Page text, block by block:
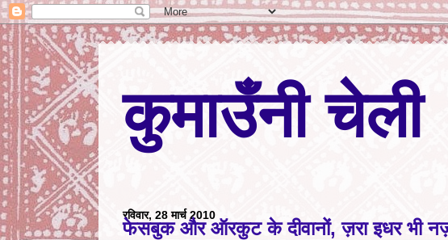
कुमाउँनी चेली
रविवार, 28 मार्च 2010
फेसबुक और ऑरकुट के दीवानों, ज़रा इधर भी